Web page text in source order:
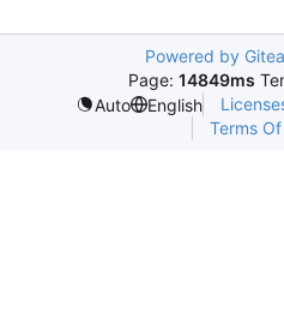
Powered by Gitea
Page: 14849ms
Auto
English
Terms